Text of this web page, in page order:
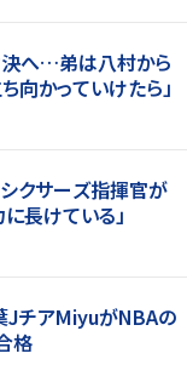
へ…弟は八村から
向かっていけたら」
クサーズ指揮官が
長けている」
JチアMiyuがNBAの
格